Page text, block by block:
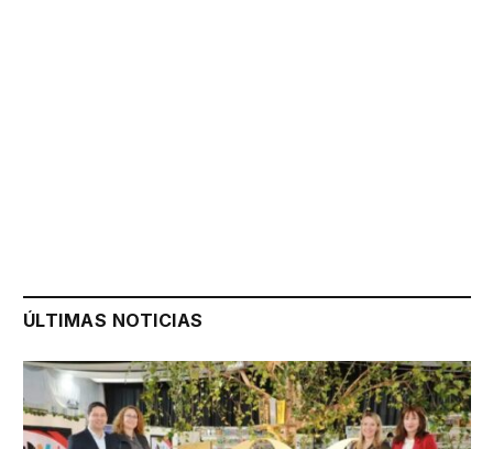
ÚLTIMAS NOTICIAS